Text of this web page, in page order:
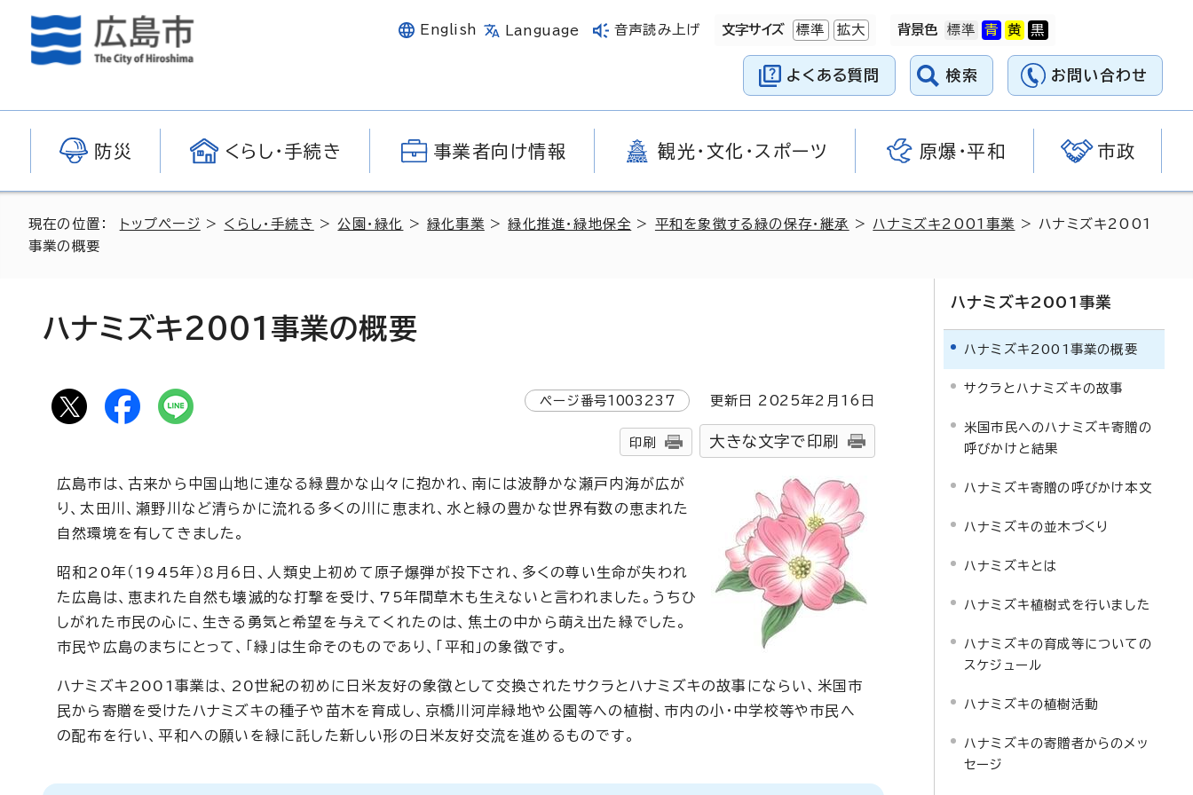
English Language 音声読み上げ 文字サイズ 標準 拡大 背景色
よくある質問 検索 お問い合わせ
防災 くらし・手続き 事業者向け情報 観光・文化・スポーツ 原爆・平和 市政
現在の位置： トップページ > くらし・手続き >公園・緑化 >緑化事業 >緑化推進・緑地保全 > 平和を象徴する緑の保存・継承 > ハナミズキ2001事業 > ハナミズキ2001
事業の概要
ハナミズキ2001事業の概要
ページ番号1003237 更新日 2025年2月 16 日
印刷 大きな文字で印刷
広島市は、古来から中国山地に連なる緑豊かな山々に抱かれ、南には波静かな瀬戸内海が広が
り、太田川、瀬野川など清らかに流れる多くの川に恵まれ、水と緑の豊かな世界有数の恵まれた
自然環境を有してきました。
昭和20年（1945年）8月6日、人類史上初めて原子爆弾が投下され、多くの尊い生命が失われ
た広島は、恵まれた自然も壊滅的な打撃を受け、75年間草木も生えないと言われました。うちひ
しがれた市民の心に、生きる勇気と希望を与えてくれたのは、焦土の中から萌え出た緑でした。
市民や広島のまちにとって、「緑」は生命そのものであり、「平和」の象徴です。
ハナミズキ2001事業は、20世紀の初めに日米友好の象徴として交換されたサクラとハナミズキの故事にならい、米国市
民から寄贈を受けたハナミズキの種子や苗木を育成し、京橋川河岸緑地や公園等への植樹、市内の小・中学校等や市民へ
の配布を行い、平和への願いを緑に託した新しい形の日米友好交流を進めるものです。
ハナミズキ2001事業
ハナミズキ2001事業の概要
サクラとハナミズキの故事
米国市民へのハナミズキ寄贈の
呼びかけと結果
ハナミズキ寄贈の呼びかけ本文
ハナミズキの並木づくり
ハナミズキとは
ハナミズキ植樹式を行いました
ハナミズキの育成等についての
スケジュール
ハナミズキの植樹活動
ハナミズキの寄贈者からのメッ
セージ